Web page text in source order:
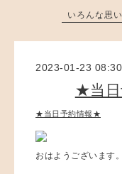
いろんな思
2023-01-23
★当日
★当日予約情報★
おはようございます